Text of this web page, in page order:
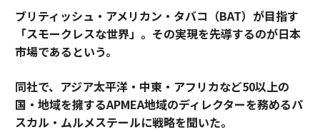
ブリティッシュ・アメリカン・タバコ（BAT）が目指す
「スモークレスな世界」。その実現を先導するのが日本
市場であるという。
同社で、アジア太平洋・中東・アフリカなど50以上の
国・地域を擁するAPMEA地域のディレクターを務めるパ
スカル・ムルメステールに戦略を聞いた。